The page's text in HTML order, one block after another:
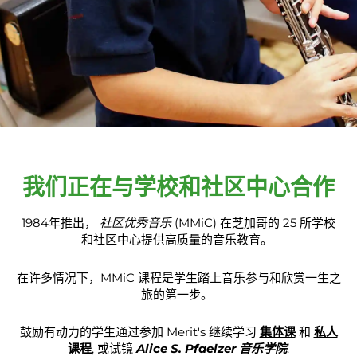
我们正在与学校和社区中心合作
1984年推出， 社区优秀音乐(MMiC) 在芝加哥的 25 所学校
和社区中心提供高质量的音乐教育。
在许多情况下，MMiC 课程是学生踏上音乐参与和欣赏一生之
旅的第一步。
鼓励有动力的学生通过参加 Merit's 继续学习 集体课和 私人
课程, 或试镜 Alice S. Pfaelzer 音乐学院.